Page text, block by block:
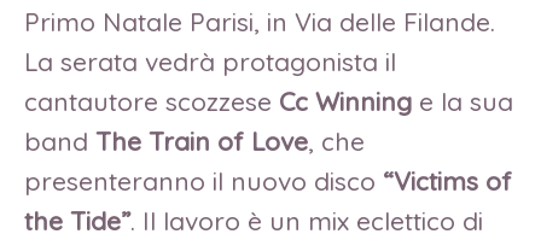
Primo Natale Parisi, in Via delle Filande.
La serata vedrà protagonista il
cantautore scozzese Cc Winning e la sua
band The Train of Love, che
presenteranno il nuovo disco “Victims of
the Tide”. Il lavoro è un mix eclettico di